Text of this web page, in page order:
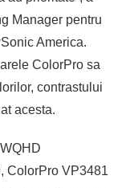
Manager pentru
America.
ColorPro sa
contrastului
acesta.
ColorPro VP3481